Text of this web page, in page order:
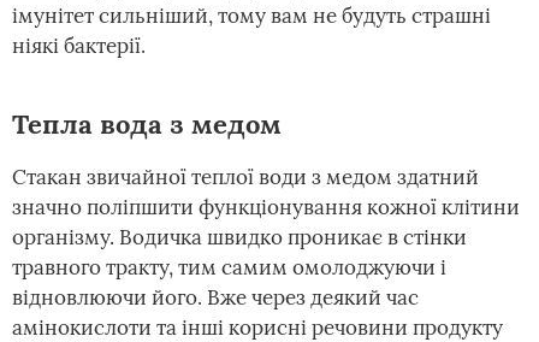
імунітет сильніший, тому вам не будуть страшні
ніякі бактерії.
Тепла вода з медом
Стакан звичайної теплої води з медом здатний
значно поліпшити функціонування кожної клітини
організму. Водичка швидко проникає в стінки
травного тракту, тим самим омолоджуючи і
відновлюючи його. Вже через деякий час
амінокислоти та інші корисні речовини продукту